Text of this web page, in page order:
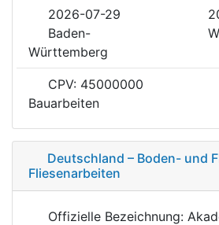
2026-07-29
Baden-
Württemberg
CPV: 45000000
Bauarbeiten
Deutschland – Boden- und
Fliesenarbeiten
Offizielle Bezeichnung: